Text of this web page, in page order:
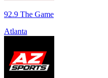
92.9 The Game
Atlanta